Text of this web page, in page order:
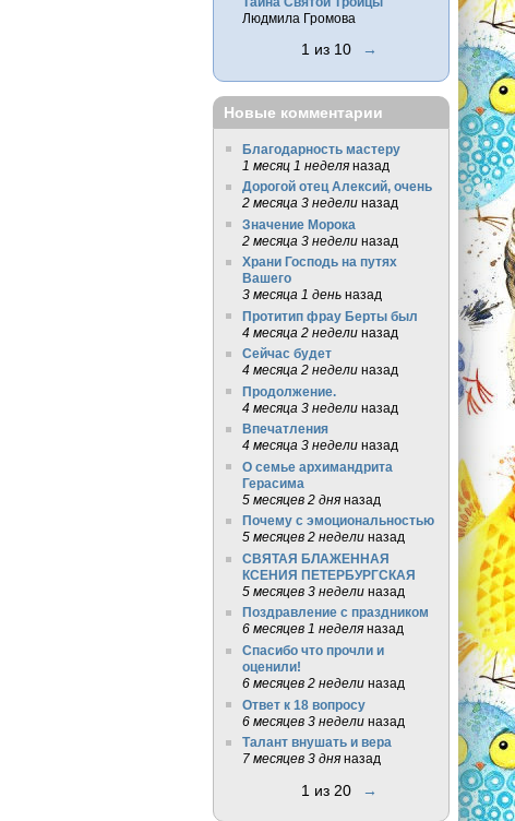
Людмила Громова
1 из 10 →
Новые комментарии
Благодарность мастеру
1 месяц 1 неделяназад
Дорогой отец Алексий, очень
2 месяца 3 неделиназад
Значение Морока
2 месяца 3 неделиназад
Храни Господь на путях
Вашего
3 месяца 1 деньназад
Протитип фрау Берты был
4 месяца 2 неделиназад
Сейчас будет
4 месяца 2 неделиназад
Продолжение.
4 месяца 3 неделиназад
Впечатления
4 месяца 3 неделиназад
О семье архимандрита
Герасима
5 месяцев 2 дняназад
Почему с эмоциональностью
5 месяцев 2 неделиназад
СВЯТАЯ БЛАЖЕННАЯ
КСЕНИЯ ПЕТЕРБУРГСКАЯ
5 месяцев 3 неделиназад
Поздравление с праздником
6 месяцев 1 неделяназад
Спасибо что прочли и
оценили!
6 месяцев 2 неделиназад
Ответ к 18 вопросу
6 месяцев 3 неделиназад
Талант внушать и вера
7 месяцев 3 дняназад
1 из 20 →